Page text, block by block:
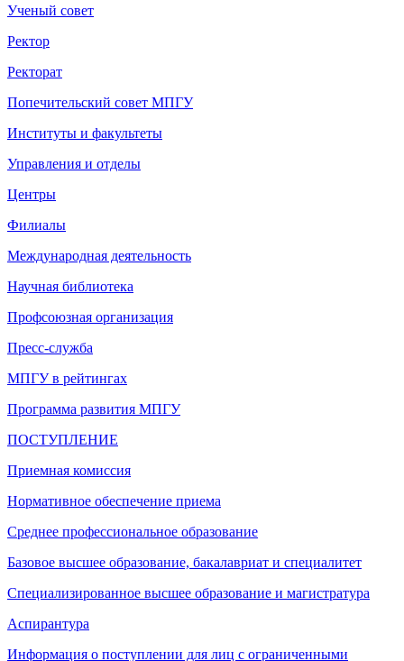
Ученый совет
Ректор
Ректорат
Попечительский совет МПГУ
Институты и факультеты
Управления и отделы
Центры
Филиалы
Международная деятельность
Научная библиотека
Профсоюзная организация
Пресс-служба
МПГУ в рейтингах
Программа развития МПГУ
ПОСТУПЛЕНИЕ
Приемная комиссия
Нормативное обеспечение приема
Среднее профессиональное образование
Базовое высшее образование, бакалавриат и специалитет
Специализированное высшее образование и магистратура
Аспирантура
Информация о поступлении для лиц с ограниченными